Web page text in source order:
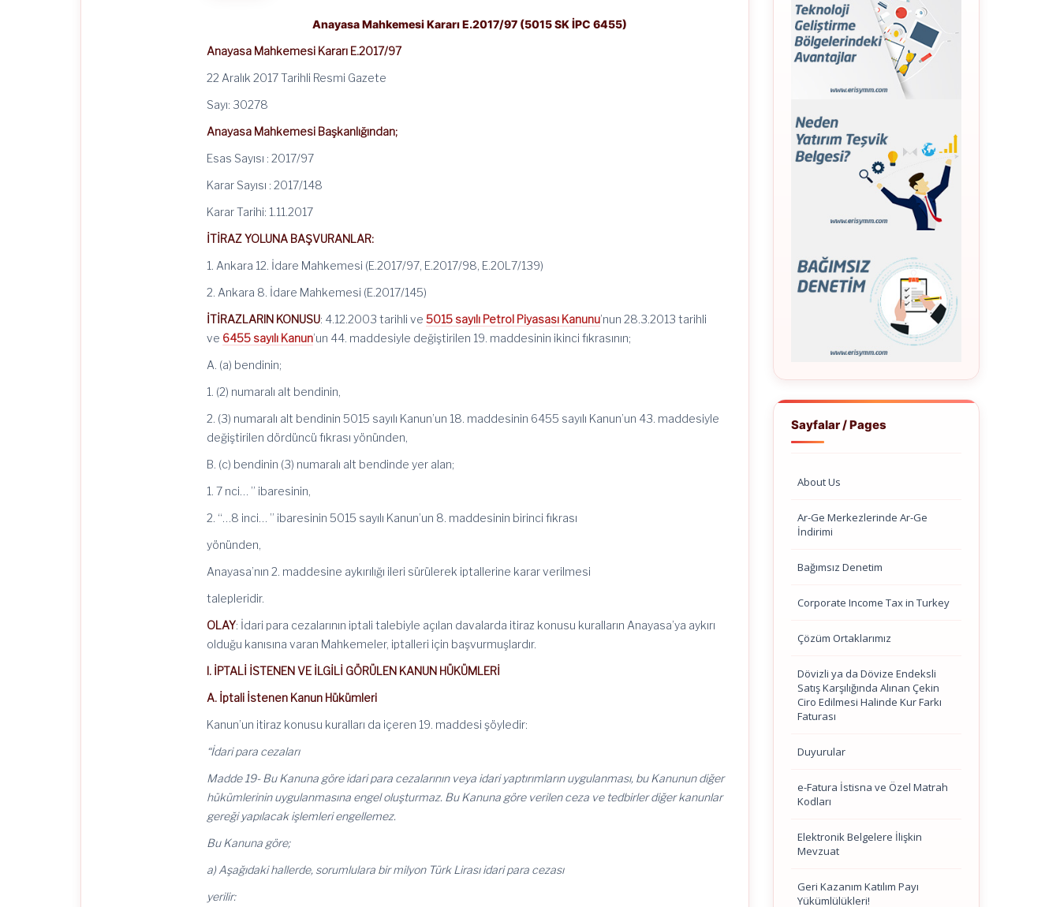
Anayasa Mahkemesi Kararı E.2017/97 (5015 SK İPC 6455)
Anayasa Mahkemesi Kararı E.2017/97
22 Aralık 2017 Tarihli Resmi Gazete
Sayı: 30278
Anayasa Mahkemesi Başkanlığından;
Esas Sayısı : 2017/97
Karar Sayısı : 2017/148
Karar Tarihi: 1.11.2017
İTİRAZ YOLUNA BAŞVURANLAR:
1. Ankara 12. İdare Mahkemesi (E.2017/97, E.2017/98, E.20L7/139)
2. Ankara 8. İdare Mahkemesi (E.2017/145)
İTİRAZLARIN KONUSU: 4.12.2003 tarihli ve5015 sayılı Petrol Piyasası Kanunu’nun 28.3.2013 tarihli
ve 6455 sayılı Kanun’un 44. maddesiyle değiştirilen 19. maddesinin ikinci fıkrasının;
A. (a) bendinin;
1. (2) numaralı alt bendinin,
2. (3) numaralı alt bendinin 5015 sayılı Kanun’un 18. maddesinin 6455 sayılı Kanun’un 43. maddesiyle
değiştirilen dördüncü fıkrası yönünden,
B. (c) bendinin (3) numaralı alt bendinde yer alan;
1. 7 nci… ” ibaresinin,
2. “…8 inci… ” ibaresinin 5015 sayılı Kanun’un 8. maddesinin birinci fıkrası
yönünden,
Anayasa’nın 2. maddesine aykırılığı ileri sürülerek iptallerine karar verilmesi
talepleridir.
OLAY: İdari para cezalarının iptali talebiyle açılan davalarda itiraz konusu kuralların Anayasa’ya aykırı
olduğu kanısına varan Mahkemeler, iptalleri için başvurmuşlardır.
I. İPTALİ İSTENEN VE İLGİLİ GÖRÜLEN KANUN HÜKÜMLERİ
A. İptali İstenen Kanun Hükümleri
Kanun’un itiraz konusu kuralları da içeren 19. maddesi şöyledir:
“İdari para cezaları
Madde 19- Bu Kanuna göre idari para cezalarının veya idari yaptırımların uygulanması, bu Kanunun diğer
hükümlerinin uygulanmasına engel oluşturmaz. Bu Kanuna göre verilen ceza ve tedbirler diğer kanunlar
gereği yapılacak işlemleri engellemez.
Bu Kanuna göre;
a) Aşağıdaki hallerde, sorumlulara bir milyon Türk Lirası idari para cezası
yerilir:
Sayfalar / Pages
About Us
Ar-Ge Merkezlerinde Ar-Ge
İndirimi
Bağımsız Denetim
Corporate Income Tax in Turkey
Çözüm Ortaklarımız
Dövizli ya da Dövize Endeksli
Satış Karşılığında Alınan Çekin
Ciro Edilmesi Halinde Kur Farkı
Faturası
Duyurular
e-Fatura İstisna ve Özel Matrah
Kodları
Elektronik Belgelere İlişkin
Mevzuat
Geri Kazanım Katılım Payı
Yükümlülükleri!